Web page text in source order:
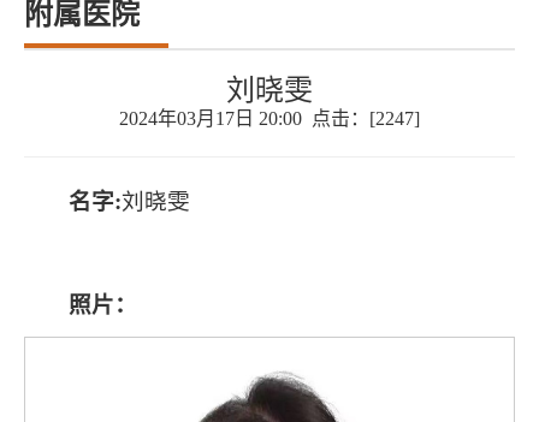
附属医院
刘晓雯
2024年03月17日 20:00 点击：[2247]
名字:刘晓雯
照片：